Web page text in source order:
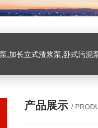
,加长立式渣浆泵,卧式污泥
产品展示 /